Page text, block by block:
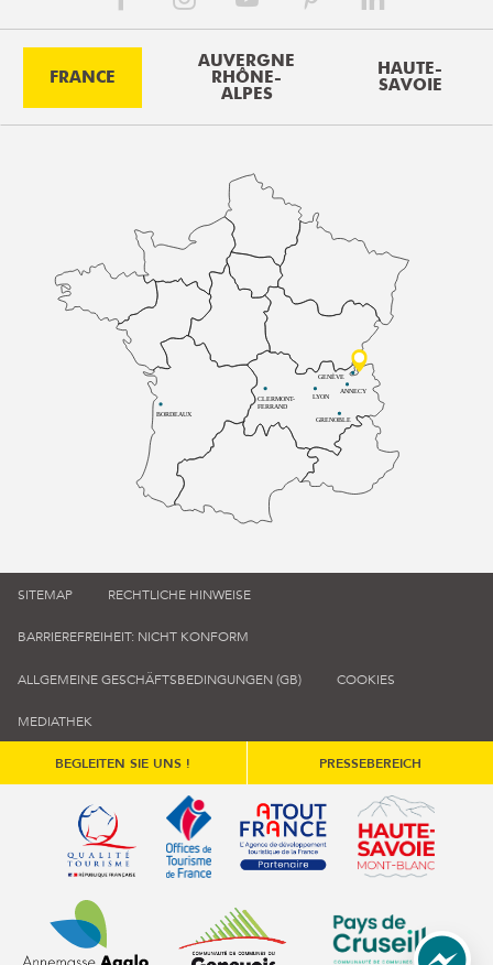
FRANCE
AUVERGNE
RHÔNE-
ALPES
HAUTE-
SAVOIE
BORDEAUX
CLERMONT-
FERRAND
LYON
ANNECY
GRENOBLE
GENÈVE
SITEMAP RECHTLICHE HINWEISE
BARRIEREFREIHEIT: NICHT KONFORM
ALLGEMEINE GESCHÄFTSBEDINGUNGEN (GB) COOKIES
MEDIATHEK
BEGLEITEN SIE UNS ! PRESSEBEREICH
Qualité tourisme (s'ouvre dans une nouvelle fenêtre)
Office de tourisme de France (s'ouvre
Atout France (s'ouvre dans
Annemasse Agglo (s'ouvre dans une nouvelle fenêtre)
Communauté de communes du
Communauté de